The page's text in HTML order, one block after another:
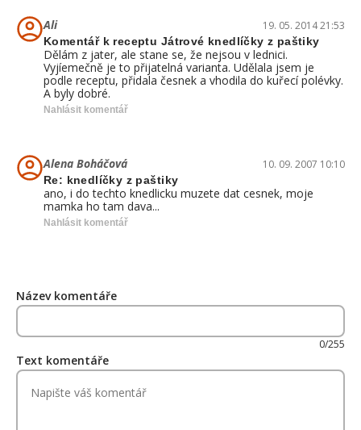
Ali 19. 05. 2014 21:53
Komentář k receptu Játrové knedlíčky z paštiky
Dělám z jater, ale stane se, že nejsou v lednici.
Vyjíemečně je to přijatelná varianta. Udělala jsem je
podle receptu, přidala česnek a vhodila do kuřecí polévky.
A byly dobré.
Nahlásit komentář
Alena Boháčová 10. 09. 2007 10:10
Re: knedlíčky z paštiky
ano, i do techto knedlicku muzete dat cesnek, moje
mamka ho tam dava...
Nahlásit komentář
Název komentáře
0/255
Text komentáře